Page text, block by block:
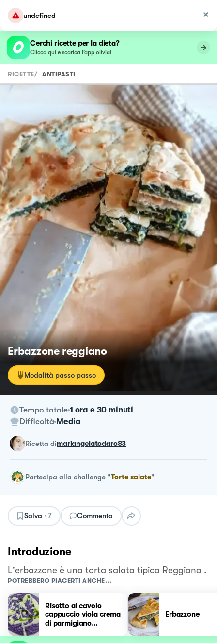
undefined
Cerchi ricette per la dieta?
Clicca qui e scarica l’app olivia!
RICETTE/ ANTIPASTI
Erbazzone reggiano
Modalità passo passo
Tempo totale 1 ora e 30 minuti
Difficoltà Media
ricetta dimariangelatodaro83
Partecipa alla challenge "Torte salate"
Salva · 7 Commenta
Introduzione
L'erbazzone è una torta salata tipica Reggiana .
POTREBBERO PIACERTI ANCHE...
Risotto al cavolo
cappuccio viola crema
di parmigiano
Erbazzone